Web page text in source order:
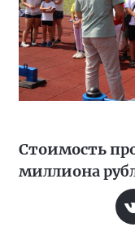
Стоимость
миллиона